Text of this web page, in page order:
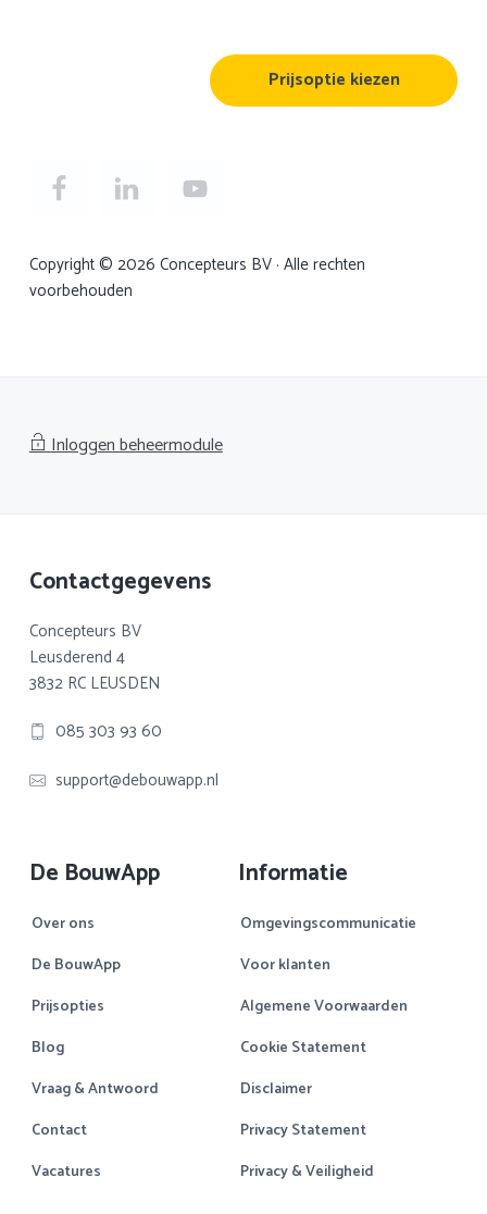
Prijsoptie kiezen
Copyright © 2026 Concepteurs BV · Alle rechten
voorbehouden
Inloggen beheermodule
Footer
Contactgegevens
Concepteurs BV
Leusderend 4
3832 RC LEUSDEN
085 303 93 60
support@debouwapp.nl
De BouwApp
Over ons
De BouwApp
Prijsopties
Blog
Vraag & Antwoord
Contact
Vacatures
Informatie
Omgevingscommunicatie
Voor klanten
Algemene Voorwaarden
Cookie Statement
Disclaimer
Privacy Statement
Privacy & Veiligheid